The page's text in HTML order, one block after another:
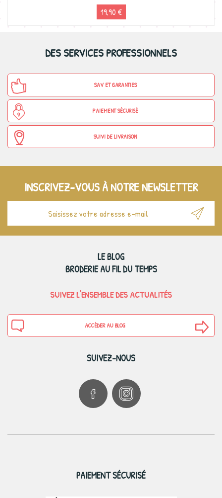
19,90 €
DES SERVICES PROFESSIONNELS
SAV ET GARANTIES
PAIEMENT SÉCURISÉ
SUIVI DE LIVRAISON
INSCRIVEZ-VOUS À NOTRE NEWSLETTER
LE BLOG
BRODERIE AU FIL DU TEMPS
SUIVEZ L'ENSEMBLE DES ACTUALITÉS
ACCÉDER AU BLOG
SUIVEZ-NOUS
PAIEMENT SÉCURISÉ